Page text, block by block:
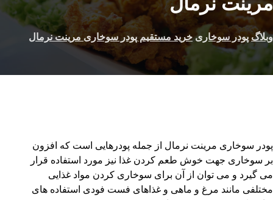
وبلاگ پودر سوخاری خرید مستقیم پودر سوخاری مرینت نرمال
پودر سوخاری مرینت نرمال از جمله پودرهایی است که افزون
بر سوخاری جهت خوش طعم کردن غذا نیز مورد استفاده قرار
می گیرد و می توان از آن برای سوخاری کردن مواد غذایی
مختلفی مانند مرغ و ماهی و غذاهای فست فودی استفاده های